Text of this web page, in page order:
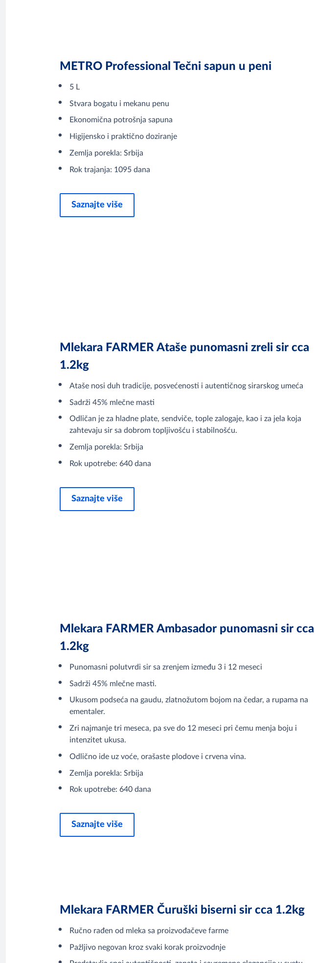
METRO Professional Tečni sapun u peni
5 L
Stvara bogatu i mekanu penu
Ekonomična potrošnja sapuna
Higijensko i praktično doziranje
Zemlja porekla: Srbija
Rok trajanja: 1095 dana
Saznajte više
Mlekara FARMER Ataše punomasni zreli sir cca
1.2kg
Ataše nosi duh tradicije, posvećenosti i autentičnog sirarskog umeća
Sadrži 45% mlečne masti
Odličan je za hladne plate, sendviče, tople zalogaje, kao i za jela koja
zahtevaju sir sa dobrom topljivošću i stabilnošću.
Zemlja porekla: Srbija
Rok upotrebe: 640 dana
Saznajte više
Mlekara FARMER Ambasador punomasni sir cca
1.2kg
Punomasni polutvrdi sir sa zrenjem između 3 i 12 meseci
Sadrži 45% mlečne masti.
Ukusom podseća na gaudu, zlatnožutom bojom na čedar, a rupama na
ementaler.
Zri najmanje tri meseca, pa sve do 12 meseci pri čemu menja boju i
intenzitet ukusa.
Odlično ide uz voće, orašaste plodove i crvena vina.
Zemlja porekla: Srbija
Rok upotrebe: 640 dana
Saznajte više
Mlekara FARMER Čuruški biserni sir cca 1.2kg
Ručno rađen od mleka sa proizvođačeve farme
Pažljivo negovan kroz svaki korak proizvodnje